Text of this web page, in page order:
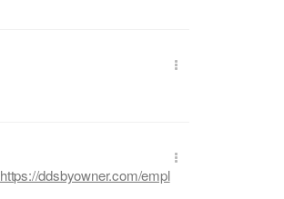
https://ddsbyowner.com/empl